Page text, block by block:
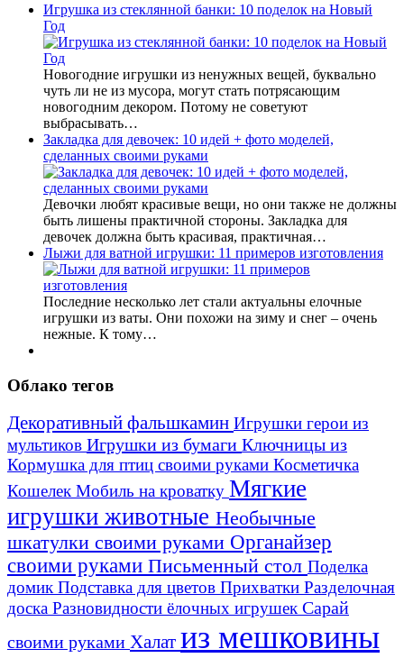
Игрушка из стеклянной банки: 10 поделок на Новый
Год
Новогодние игрушки из ненужных вещей, буквально
чуть ли не из мусора, могут стать потрясающим
новогодним декором. Потому не советуют
выбрасывать…
Закладка для девочек: 10 идей + фото моделей,
сделанных своими руками
Девочки любят красивые вещи, но они также не должны
быть лишены практичной стороны. Закладка для
девочек должна быть красивая, практичная…
Лыжи для ватной игрушки: 11 примеров изготовления
Последние несколько лет стали актуальны елочные
игрушки из ваты. Они похожи на зиму и снег – очень
нежные. К тому…
Облако тегов
Декоративный фальшкамин Игрушки герои из
мультиков Игрушки из бумаги Ключницы из
Кормушка для птиц своими руками Косметичка
КошелекМобиль на кроватку Мягкие
игрушки животные Необычные
шкатулки своими руками Органайзер
своими руками Письменный стол Поделка
домикПодставка для цветов Прихватки Разделочная
доска Разновидности ёлочных игрушекСарай
своими руками Халат из мешковины